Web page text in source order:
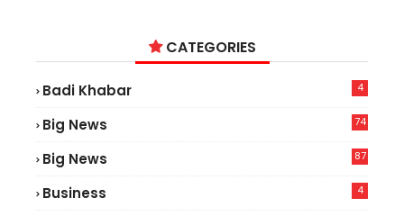
CATEGORIES
Badi Khabar 4
Big News
74
Big News
87
Business 4